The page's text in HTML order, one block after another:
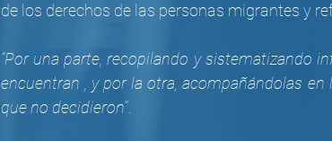
de los derechos de las personas migrantes y
“Por una parte, recopilando y sistematizando
encuentran , y por la otra, acompañándolas
que no decidieron”.